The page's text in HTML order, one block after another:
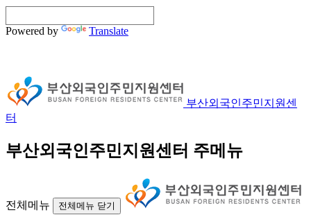
Powered by Translate
부산외국인주민지원센
터
부산외국인주민지원센터 주메뉴
전체메뉴 전체메뉴 닫기